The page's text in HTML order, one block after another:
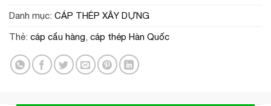
Danh mục: CÁP THÉP XÂY DỰNG
Thẻ: cáp cẩu hàng, cáp thép Hàn Quốc